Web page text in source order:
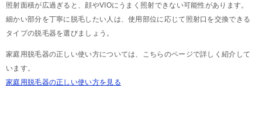
照射面積が広過ぎると、顔やVIOにうまく照射できない可能性があります。
細かい部分を丁寧に脱毛したい人は、使用部位に応じて照射口を交換できる
タイプの脱毛器を選びましょう。
家庭用脱毛器の正しい使い方については、こちらのページで詳しく紹介して
います。
家庭用脱毛器の正しい使い方を見る